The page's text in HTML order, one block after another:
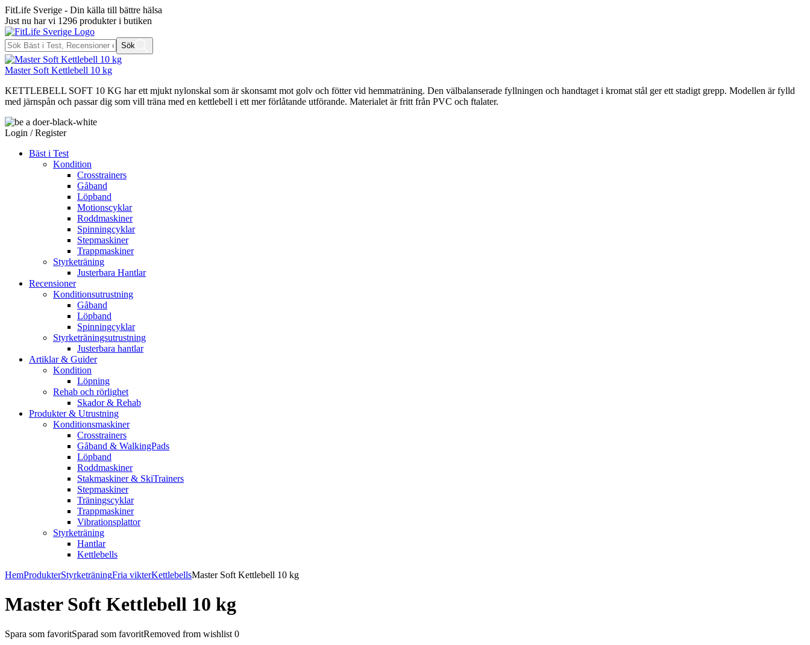
FitLife Sverige - Din källa till bättre hälsa
Just nu har vi 1296 produkter i butiken
Sök
Master Soft Kettlebell 10 kg
KETTLEBELL SOFT 10 KG har ett mjukt nylonskal som är skonsamt mot golv och fötter vid hemmaträning. Den välbalanserade fyllningen och handtaget i kromat stål ger ett stadigt grepp. Modellen är fylld
med järnspån och passar dig som vill träna med en kettlebell i ett mer förlåtande utförande. Materialet är fritt från PVC och ftalater.
Login / Register
Bäst i Test
Kondition
Crosstrainers
Gåband
Löpband
Motionscyklar
Roddmaskiner
Spinningcyklar
Stepmaskiner
Trappmaskiner
Styrketräning
Justerbara Hantlar
Recensioner
Konditionsutrustning
Gåband
Löpband
Spinningcyklar
Styrketräningsutrustning
Justerbara hantlar
Artiklar & Guider
Kondition
Löpning
Rehab och rörlighet
Skador & Rehab
Produkter & Utrustning
Konditionsmaskiner
Crosstrainers
Gåband & WalkingPads
Löpband
Roddmaskiner
Stakmaskiner & SkiTrainers
Stepmaskiner
Träningscyklar
Trappmaskiner
Vibrationsplattor
Styrketräning
Hantlar
Kettlebells
HemProdukterStyrketräningFria vikterKettlebellsMaster Soft Kettlebell 10 kg
Master Soft Kettlebell 10 kg
Spara som favoritSparad som favoritRemoved from wishlist 0